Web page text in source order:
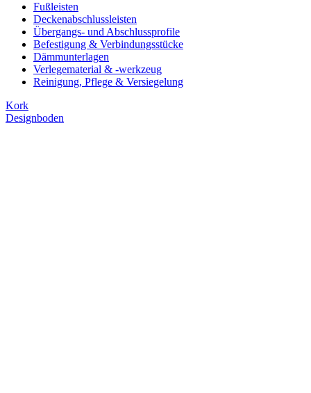
Fußleisten
Deckenabschlussleisten
Übergangs- und Abschlussprofile
Befestigung & Verbindungsstücke
Dämmunterlagen
Verlegematerial & -werkzeug
Reinigung, Pflege & Versiegelung
Kork
Designboden